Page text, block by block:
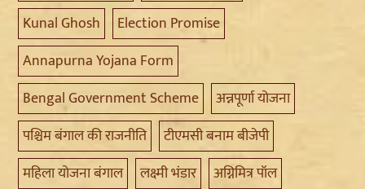
Kunal Ghosh
Election Promise
Annapurna Yojana Form
Bengal Government Scheme
अन्नपूर्णा योजना
पश्चिम बंगाल की राजनीति
टीएमसी बनाम बीजेपी
महिला योजना बंगाल
लक्ष्मी भंडार
अग्निमित्र पॉल